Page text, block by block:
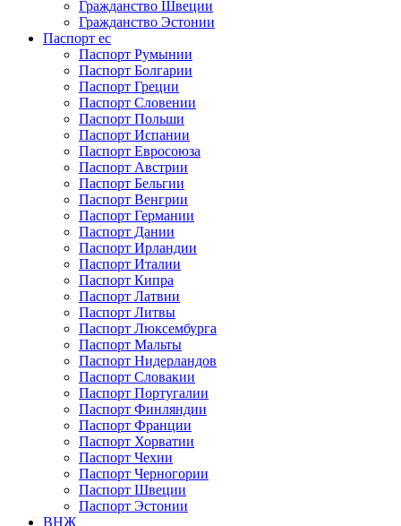
Гражданство Швеции
Гражданство Эстонии
Паспорт ес
Паспорт Румынии
Паспорт Болгарии
Паспорт Греции
Паспорт Словении
Паспорт Польши
Паспорт Испании
Паспорт Евросоюза
Паспорт Австрии
Паспорт Бельгии
Паспорт Венгрии
Паспорт Германии
Паспорт Дании
Паспорт Ирландии
Паспорт Италии
Паспорт Кипра
Паспорт Латвии
Паспорт Литвы
Паспорт Люксембурга
Паспорт Мальты
Паспорт Нидерландов
Паспорт Словакии
Паспорт Португалии
Паспорт Финляндии
Паспорт Франции
Паспорт Хорватии
Паспорт Чехии
Паспорт Черногории
Паспорт Швеции
Паспорт Эстонии
ВНЖ